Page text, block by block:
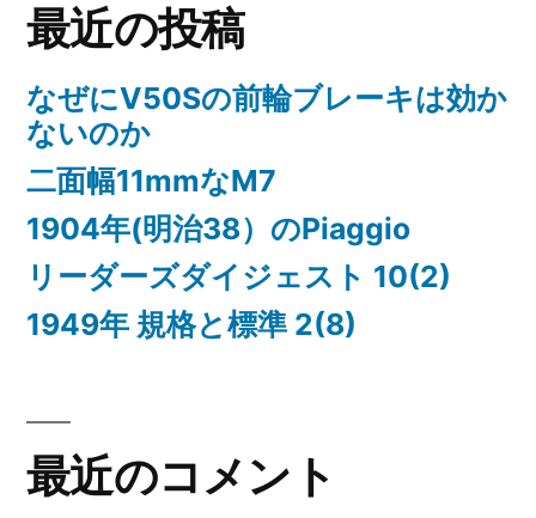
最近の投稿
なぜにV50Sの前輪ブレーキは効か
ないのか
二面幅11mmなM7
1904年(明治38）のPiaggio
リーダーズダイジェスト 10(2)
1949年 規格と標準 2(8)
最近のコメント